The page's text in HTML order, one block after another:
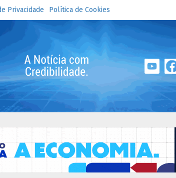
Privacidade Política de Cookies